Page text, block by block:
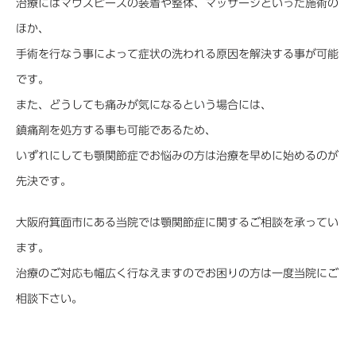
治療にはマウスピースの装着や整体、マッサージといった施術の
ほか、
手術を行なう事によって症状の洗われる原因を解決する事が可能
です。
また、どうしても痛みが気になるという場合には、
鎮痛剤を処方する事も可能であるため、
いずれにしても顎関節症でお悩みの方は治療を早めに始めるのが
先決です。
大阪府箕面市にある当院では顎関節症に関するご相談を承ってい
ます。
治療のご対応も幅広く行なえますのでお困りの方は一度当院にご
相談下さい。